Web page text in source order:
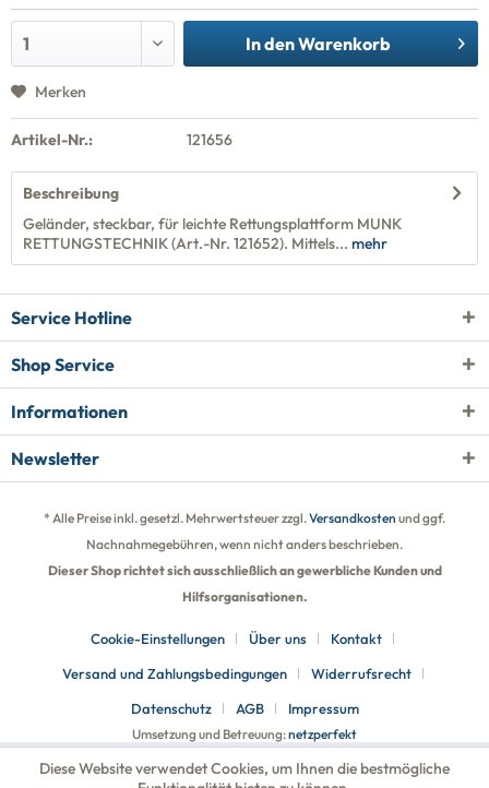
In denWarenkorb
Merken
Artikel-Nr.: 121656
Beschreibung
Geländer, steckbar, für leichte Rettungsplattform MUNK
RETTUNGSTECHNIK (Art.-Nr. 121652). Mittels... mehr
Service Hotline
Shop Service
Informationen
Newsletter
* Alle Preise inkl. gesetzl. Mehrwertsteuer zzgl.Versandkosten und ggf.
Nachnahmegebühren, wenn nicht anders beschrieben.
Dieser Shop richtet sich ausschließlich an gewerbliche Kunden und
Hilfsorganisationen.
Cookie-Einstellungen Über uns
Kontakt
Versand und Zahlungsbedingungen
Widerrufsrecht
Datenschutz
AGB Impressum
Umsetzung und Betreuung:netzperfekt
Diese Website verwendet Cookies, um Ihnen die bestmögliche